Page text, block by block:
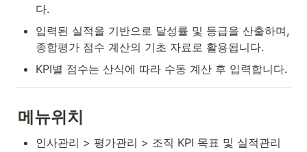
다.
입력된 실적을 기반으로 달성률 및 등급을 산출하며,
종합평가 점수 계산의 기초 자료로 활용됩니다.
KPI별 점수는 산식에 따라 수동 계산 후 입력합니다.
메뉴위치
인사관리 > 평가관리 > 조직 KPI 목표 및 실적관리